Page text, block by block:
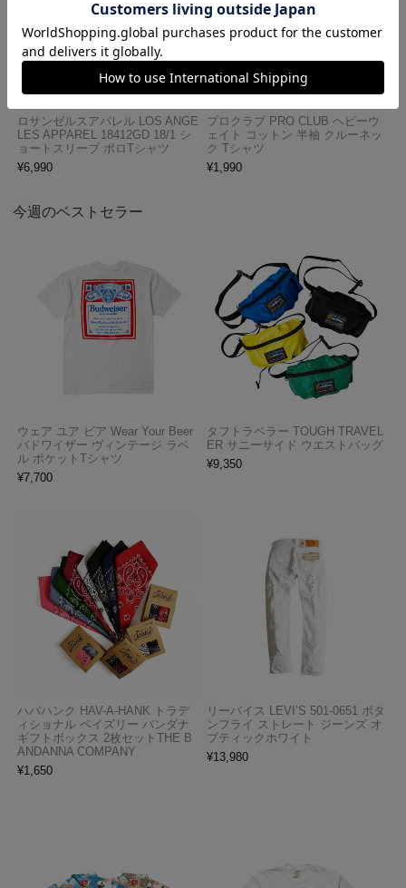
ロサンゼルスアパレル LOS ANGE
LES APPAREL 18412GD 18/1 シ
ョートスリーブ ポロTシャツ
¥6,990
プロクラブ PRO CLUB ヘビーウ
ェイト コットン 半袖 クルーネッ
ク Tシャツ
¥1,990
今週のベストセラー
ウェア ユア ビア Wear Your Beer
バドワイザー ヴィンテージ ラベ
ル ポケットTシャツ
¥7,700
タフトラベラー TOUGH TRAVEL
ER サニーサイド ウエストバッグ
¥9,350
ハバハンク HAV-A-HANK トラデ
ィショナル ペイズリー バンダナ
ギフトボックス 2枚セットTHE B
ANDANNA COMPANY
¥1,650
リーバイス LEVI’S 501-0651 ボタ
ンフライ ストレート ジーンズ オ
プティックホワイト
¥13,980